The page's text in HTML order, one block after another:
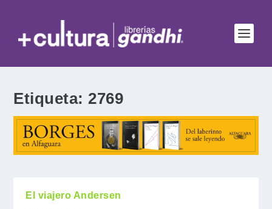
Etiqueta: 2769
El viajero Andersen